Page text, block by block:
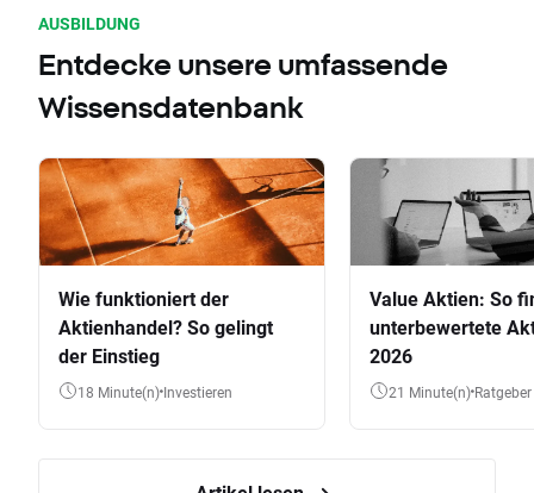
AUSBILDUNG
Entdecke unsere umfassende
Wissensdatenbank
Wie funktioniert der
Aktienhandel? So gelingt
der Einstieg
18 Minute(n) Investieren
Value Aktien: So
unterbewertete
2026
21 Minute(n) Ratgeber